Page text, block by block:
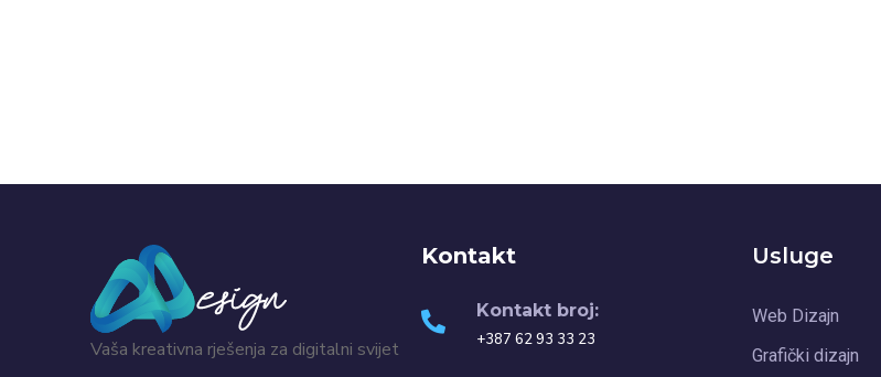
Vaša kreativna rješenja za digitalni svijet
Kontakt
Kontakt broj:
+387 62 93 33 23
Usluge
Web Dizajn
Grafički dizajn